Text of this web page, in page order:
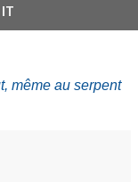
même au serpent
IT